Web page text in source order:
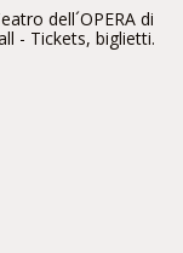
dell´OPERA di
- Tickets, biglietti.